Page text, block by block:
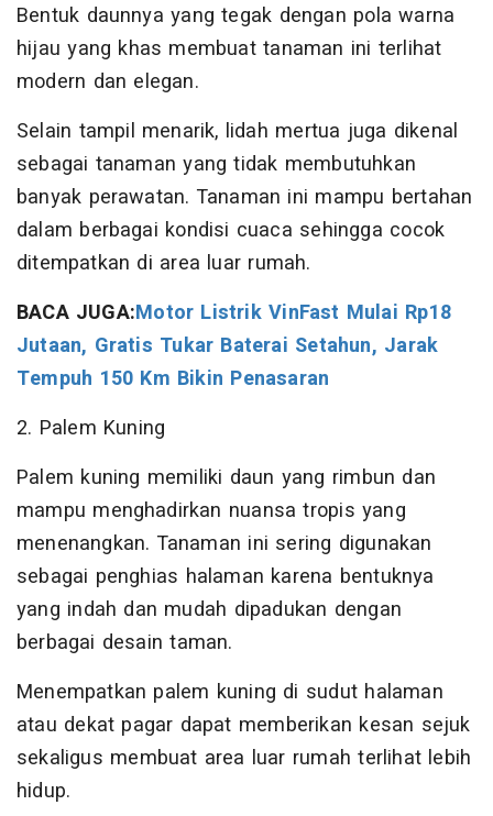
Bentuk daunnya yang tegak dengan pola warna
hijau yang khas membuat tanaman ini terlihat
modern dan elegan.
Selain tampil menarik, lidah mertua juga dikenal
sebagai tanaman yang tidak membutuhkan
banyak perawatan. Tanaman ini mampu bertahan
dalam berbagai kondisi cuaca sehingga cocok
ditempatkan di area luar rumah.
BACA JUGA:Motor Listrik VinFast Mulai Rp18
Jutaan, Gratis Tukar Baterai Setahun, Jarak
Tempuh 150 Km Bikin Penasaran
2. Palem Kuning
Palem kuning memiliki daun yang rimbun dan
mampu menghadirkan nuansa tropis yang
menenangkan. Tanaman ini sering digunakan
sebagai penghias halaman karena bentuknya
yang indah dan mudah dipadukan dengan
berbagai desain taman.
Menempatkan palem kuning di sudut halaman
atau dekat pagar dapat memberikan kesan sejuk
sekaligus membuat area luar rumah terlihat lebih
hidup.